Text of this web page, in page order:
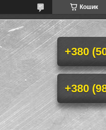
Кошик
+380
+380